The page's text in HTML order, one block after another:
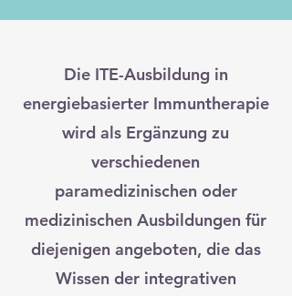
Die ITE-Ausbildung in
energiebasierter Immuntherapie
wird als Ergänzung zu
verschiedenen
paramedizinischen oder
medizinischen Ausbildungen für
diejenigen angeboten, die das
Wissen der integrativen